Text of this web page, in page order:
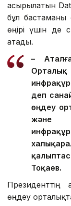
асырылатын
бұл
өңірі үшін де
атады.
–
деп
өңдеу
және
Тоқаев.
өңдеу